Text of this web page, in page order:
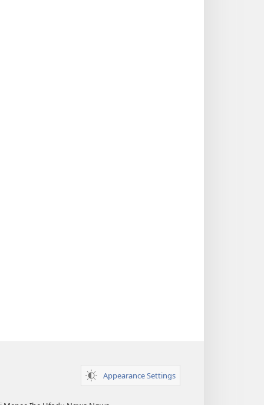
Appearance Settings